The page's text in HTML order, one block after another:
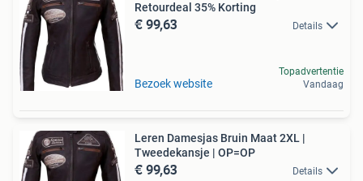
Retourdeal 35% Korting
€ 99,63 Details
Bezoek website
Topadvertentie
Vandaag
Leren Damesjas Bruin Maat 2XL |
Tweedekansje | OP=OP
€ 99,63 Details